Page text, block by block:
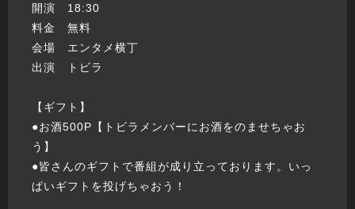
開演 18:30
料金 無料
会場 エンタメ横丁
出演 トビラ
【ギフト】
●お酒500P【トビラメンバーにお酒をのませちゃお
う】
●皆さんのギフトで番組が成り立っております。いっ
ぱいギフトを投げちゃおう！